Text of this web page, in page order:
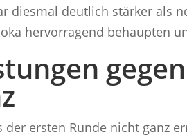
diesmal deutlich stärker als
hervorragend behaupten
der ersten Runde nicht ganz